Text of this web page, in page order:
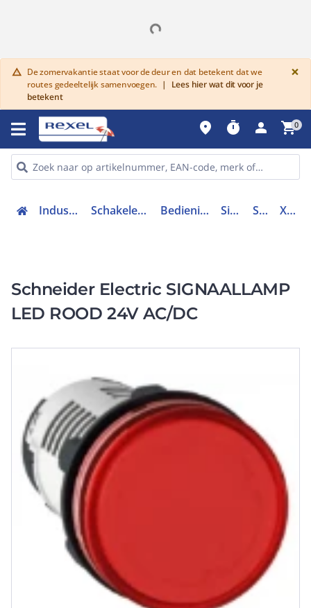
warning De zomervakantie staat voor de deur en dat betekent dat we
routes gedeeltelijk samenvoegen. |
Lees hier wat dit voor je
betekent
×
place timer person shopping_cart0
Industriele componenten Schakelen, bedienen en signaleren Bedieningen en signaleringen Signaallampen Signaallamp XB7EV04BP
Schneider Electric SIGNAALLAMP
LED ROOD 24V AC/DC